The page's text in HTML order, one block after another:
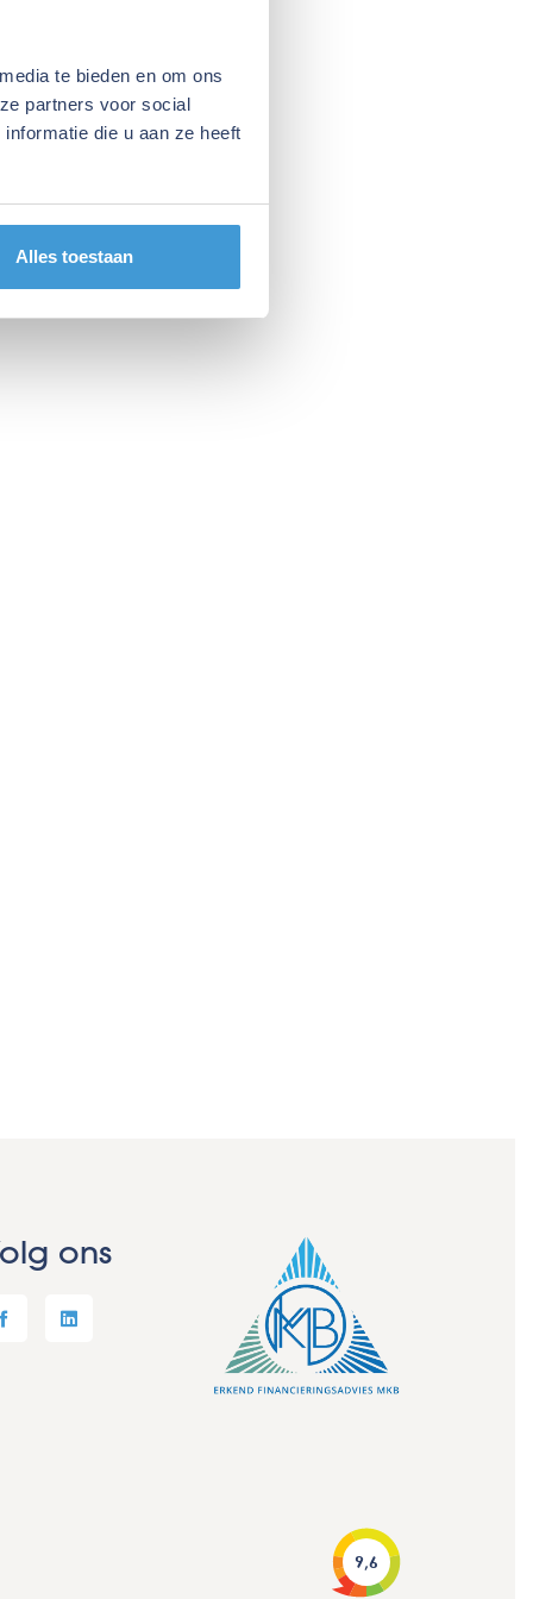
te bieden en om ons
partners voor social
die u aan ze heeft
Alles toestaan
ons
9,6